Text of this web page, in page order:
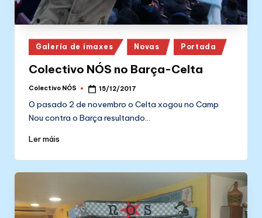
Posted
in
Galería de imaxes Novas Portada
Colectivo NÓS no Barça-Celta
Posted
Colectivo NÓS 15/12/2017
O pasado 2 de novembro o Celta xogou no Camp
Nou contra o Barça resultando…
Ler máis